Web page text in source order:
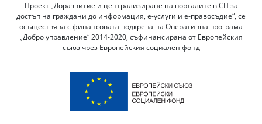
Проект „Доразвитие и централизиране на порталите в СП за
достъп на граждани до информация, е-услуги и е-правосъдие“, се
осъществява с финансовата подкрепа на Оперативна програма
„Добро управление“ 2014-2020, съфинансирана от Европейския
съюз чрез Европейския социален фонд